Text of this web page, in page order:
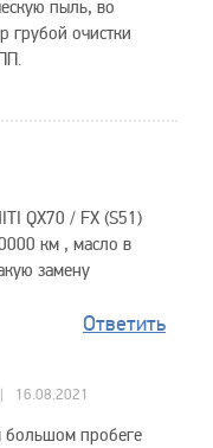
пыль, во
грубой очистки
QX70 / FX (S51)
км , масло в
замену
Ответить
16.08.2021
пробеге